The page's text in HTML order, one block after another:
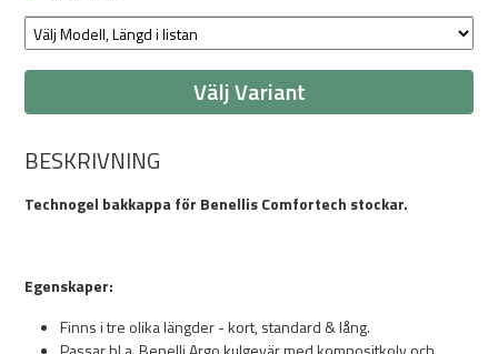
Välj Variant
BESKRIVNING
Technogel bakkappa för Benellis Comfortech stockar.
Egenskaper:
Finns i tre olika längder - kort, standard & lång.